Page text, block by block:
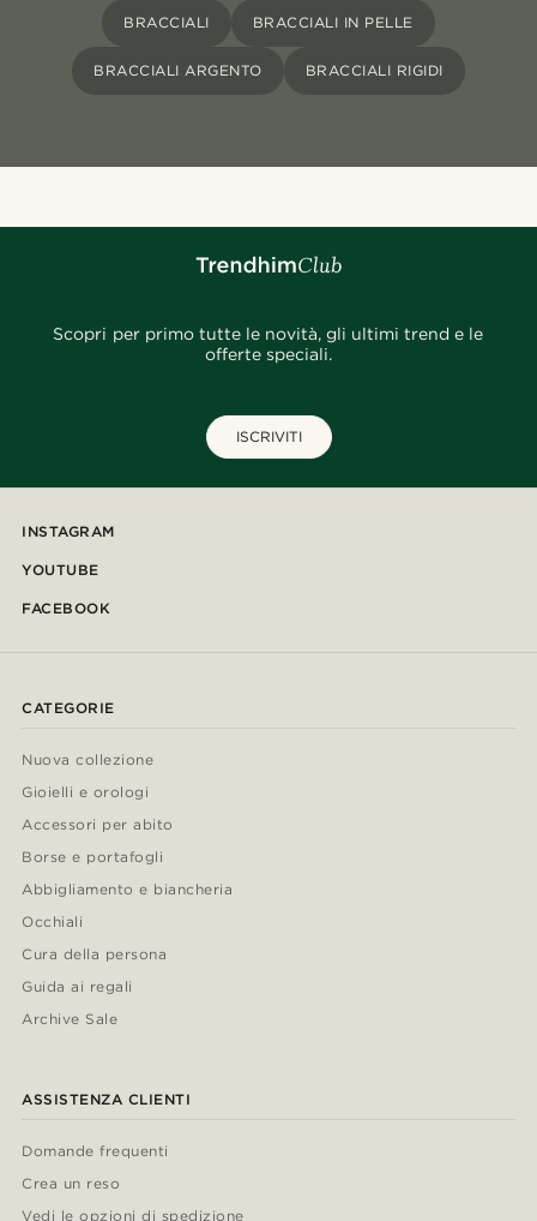
BRACCIALI BRACCIALI IN PELLE
BRACCIALI ARGENTO BRACCIALI RIGIDI
Scopri per primo tutte le novità, gli ultimi trend e le
offerte speciali.
ISCRIVITI
INSTAGRAM
YOUTUBE
FACEBOOK
CATEGORIE
Nuova collezione
Gioielli e orologi
Accessori per abito
Borse e portafogli
Abbigliamento e biancheria
Occhiali
Cura della persona
Guida ai regali
Archive Sale
ASSISTENZA CLIENTI
Domande frequenti
Crea un reso
Vedi le opzioni di spedizione